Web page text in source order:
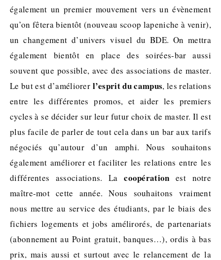
également un premier mouvement vers un évènement
qu’on fêtera bientôt (nouveau scoop lapeniche à venir),
un changement d’univers visuel du BDE. On mettra
également bientôt en place des soirées-bar aussi
souvent que possible, avec des associations de master.
Le but est d’améliorer l’esprit du campus, les relations
entre les différentes promos, et aider les premiers
cycles à se décider sur leur futur choix de master. Il est
plus facile de parler de tout cela dans un bar aux tarifs
négociés qu’autour d’un amphi. Nous souhaitons
également améliorer et faciliter les relations entre les
différentes associations. Lacoopération est notre
maître-mot cette année. Nous souhaitons vraiment
nous mettre au service des étudiants, par le biais des
fichiers logements et jobs amélirorés, de partenariats
(abonnement au Point gratuit, banques…), ordis à bas
prix, mais aussi et surtout avec le relancement de la